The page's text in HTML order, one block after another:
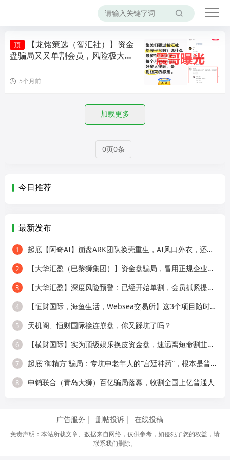
顶
【龙铭策选（智汇社）】资金
盘骗局又又单割会员，风险极大，
5个月前
加载更多
0页0条
今日推荐
最新发布
1 起底【阿奇AI】崩盘ARK团队换壳重生，AI风口外衣，还是老牌分销套路！
2 【大华汇盈（巴黎狮集团）】资金盘骗局，冒用正规企业名称，大量单割会员，
3 【大华汇盈】深度风险预警：已经开始单割，会员抓紧提现！！！
4 【恒财国际，海鱼生活，Websea交易所】这3个项目随时崩盘跑路，赶快远离！
5 天机阁、恒财国际接连崩盘，你又踩坑了吗？
6 【横财国际】实为顶级娱乐换皮资金盘，速远离短命割韭菜盘！
7 起底“御精方”骗局：专坑中老年人的“宫廷神药”，根本是普通平价OTC！
8 中销联合（青岛大狮）百亿骗局落幕，收割全国上亿普通人
广告服务 删帖投诉 在线投稿
免责声明：本站所载文章、数据来自网络，仅供参考，如侵犯了您的权益，请
联系我们删除。